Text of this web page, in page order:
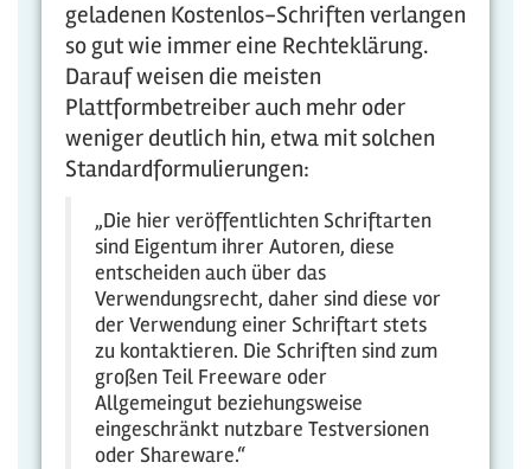
geladenen Kostenlos-Schriften verlangen
so gut wie immer eine Rechteklärung.
Darauf weisen die meisten
Plattformbetreiber auch mehr oder
weniger deutlich hin, etwa mit solchen
Standardformulierungen:
„Die hier veröffentlichten Schriftarten
sind Eigentum ihrer Autoren, diese
entscheiden auch über das
Verwendungsrecht, daher sind diese vor
der Verwendung einer Schriftart stets
zu kontaktieren. Die Schriften sind zum
großen Teil Freeware oder
Allgemeingut beziehungsweise
eingeschränkt nutzbare Testversionen
oder Shareware.“